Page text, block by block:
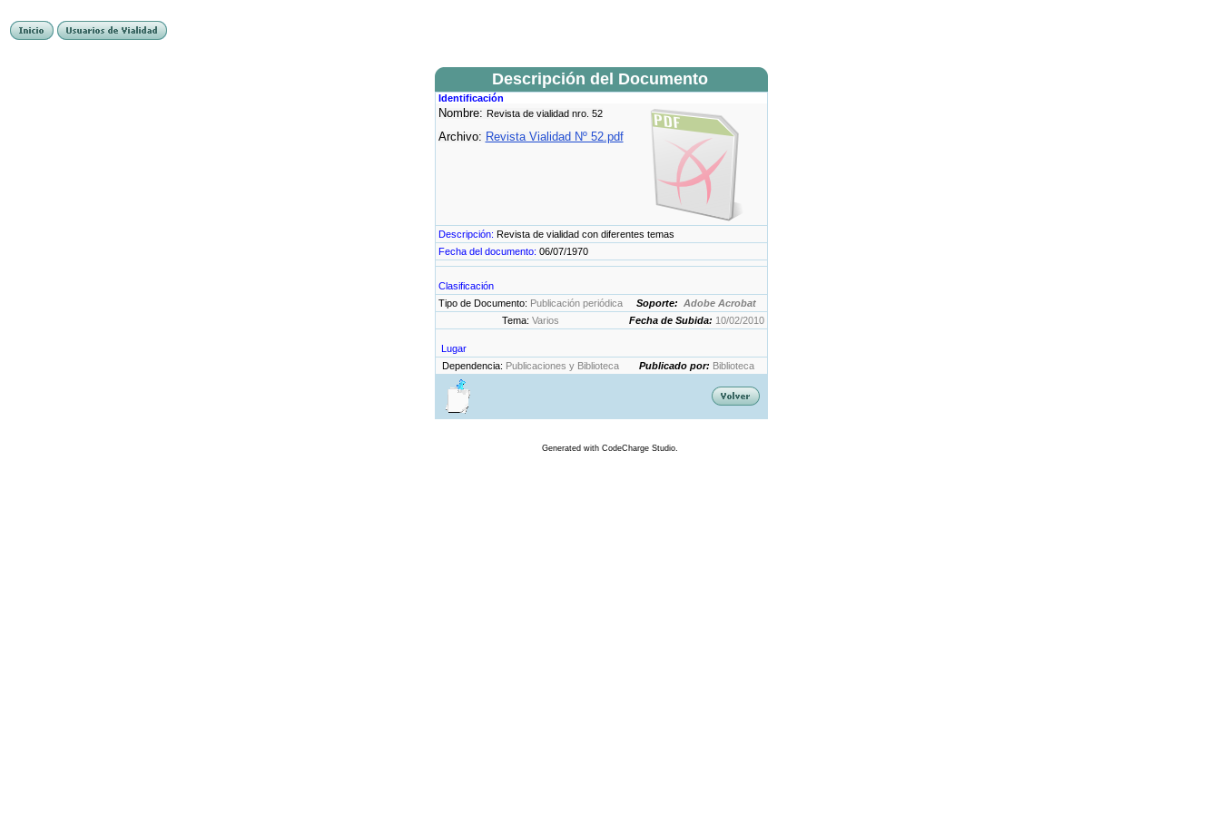
Descripción del Documento
Identificación
Nombre: Revista de vialidad nro. 52
Archivo: Revista Vialidad Nº 52.pdf
Descripción: Revista de vialidad con diferentes temas
Fecha del documento: 06/07/1970
Clasificación
Tipo de Documento: Publicación periódica Soporte: Adobe Acrobat
Tema: Varios Fecha de Subida: 10/02/2010
Lugar
Dependencia: Publicaciones y Biblioteca Publicado por: Biblioteca
Generated with CodeCharge Studio.